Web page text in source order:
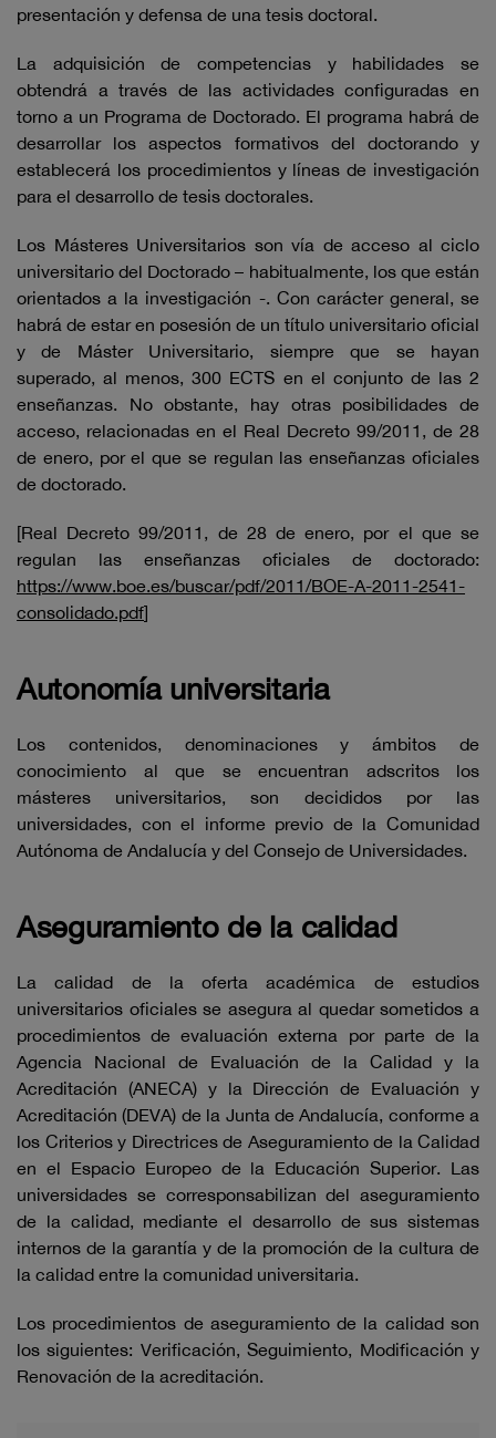
presentación y defensa de una tesis doctoral.
La adquisición de competencias y habilidades se
obtendrá a través de las actividades configuradas en
torno a un Programa de Doctorado. El programa habrá de
desarrollar los aspectos formativos del doctorando y
establecerá los procedimientos y líneas de investigación
para el desarrollo de tesis doctorales.
Los Másteres Universitarios son vía de acceso al ciclo
universitario del Doctorado – habitualmente, los que están
orientados a la investigación -. Con carácter general, se
habrá de estar en posesión de un título universitario oficial
y de Máster Universitario, siempre que se hayan
superado, al menos, 300 ECTS en el conjunto de las 2
enseñanzas. No obstante, hay otras posibilidades de
acceso, relacionadas en el Real Decreto 99/2011, de 28
de enero, por el que se regulan las enseñanzas oficiales
de doctorado.
[Real Decreto 99/2011, de 28 de enero, por el que se
regulan las enseñanzas oficiales de doctorado:
https://www.boe.es/buscar/pdf/2011/BOE-A-2011-2541-
consolidado.pdf]
Autonomía universitaria
Los contenidos, denominaciones y ámbitos de
conocimiento al que se encuentran adscritos los
másteres universitarios, son decididos por las
universidades, con el informe previo de la Comunidad
Autónoma de Andalucía y del Consejo de Universidades.
Aseguramiento de la calidad
La calidad de la oferta académica de estudios
universitarios oficiales se asegura al quedar sometidos a
procedimientos de evaluación externa por parte de la
Agencia Nacional de Evaluación de la Calidad y la
Acreditación (ANECA) y la Dirección de Evaluación y
Acreditación (DEVA) de la Junta de Andalucía, conforme a
los Criterios y Directrices de Aseguramiento de la Calidad
en el Espacio Europeo de la Educación Superior. Las
universidades se corresponsabilizan del aseguramiento
de la calidad, mediante el desarrollo de sus sistemas
internos de la garantía y de la promoción de la cultura de
la calidad entre la comunidad universitaria.
Los procedimientos de aseguramiento de la calidad son
los siguientes: Verificación, Seguimiento, Modificación y
Renovación de la acreditación.